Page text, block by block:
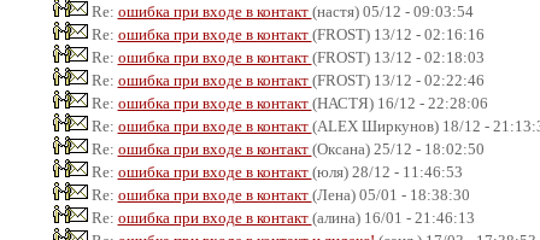
Re: ошибка при входе в контакт (настя) 05/12 - 09:03:54
Re: ошибка при входе в контакт (FROST) 13/12 - 02:16:16
Re: ошибка при входе в контакт (FROST) 13/12 - 02:18:03
Re: ошибка при входе в контакт (FROST) 13/12 - 02:22:46
Re: ошибка при входе в контакт (НАСТЯ) 16/12 - 22:28:06
Re: ошибка при входе в контакт (ALEX Ширкунов) 18/12 -
Re: ошибка при входе в контакт (Оксана) 25/12 - 18:02:50
Re: ошибка при входе в контакт (юля) 28/12 - 11:46:53
Re: ошибка при входе в контакт (Лена) 05/01 - 18:38:30
Re: ошибка при входе в контакт (алина) 16/01 - 21:46:13